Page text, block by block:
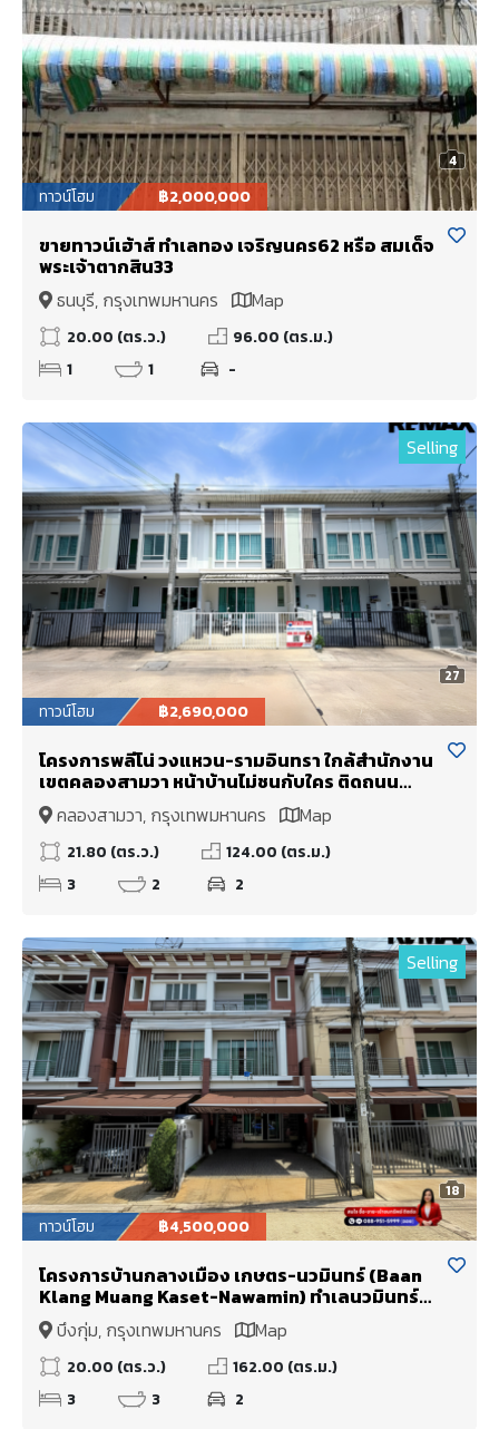
4
ทาวน์โฮม ฿2,000,000
ขายทาวน์เฮ้าส์ ทำเลทอง เจริญนคร62 หรือ สมเด็จ
พระเจ้าตากสิน33
ธนบุรี, กรุงเทพมหานคร
Map
20.00 (ตร.ว.)
96.00 (ตร.ม.)
1
1 -
27
Selling
ทาวน์โฮม ฿2,690,000
โครงการพลีโน่ วงแหวน-รามอินทรา ใกล้สำนักงาน
เขตคลองสามวา หน้าบ้านไม่ชนกับใคร ติดถนน
เลียบคลองสอง
คลองสามวา, กรุงเทพมหานคร Map
21.80 (ตร.ว.)
124.00 (ตร.ม.)
3
2 2
18
Selling
ทาวน์โฮม ฿4,500,000
โครงการบ้านกลางเมือง เกษตร-นวมินทร์ (Baan
Klang Muang Kaset-Nawamin) ทำเลนวมินทร์
ใกล้ทางพิเศษกาญจนาภิเษก(วงแหวนรอบนอก)
ใกล้โรงเรียนบดินทรเดชา
บึงกุ่ม, กรุงเทพมหานคร Map
20.00 (ตร.ว.)
162.00 (ตร.ม.)
3
3 2